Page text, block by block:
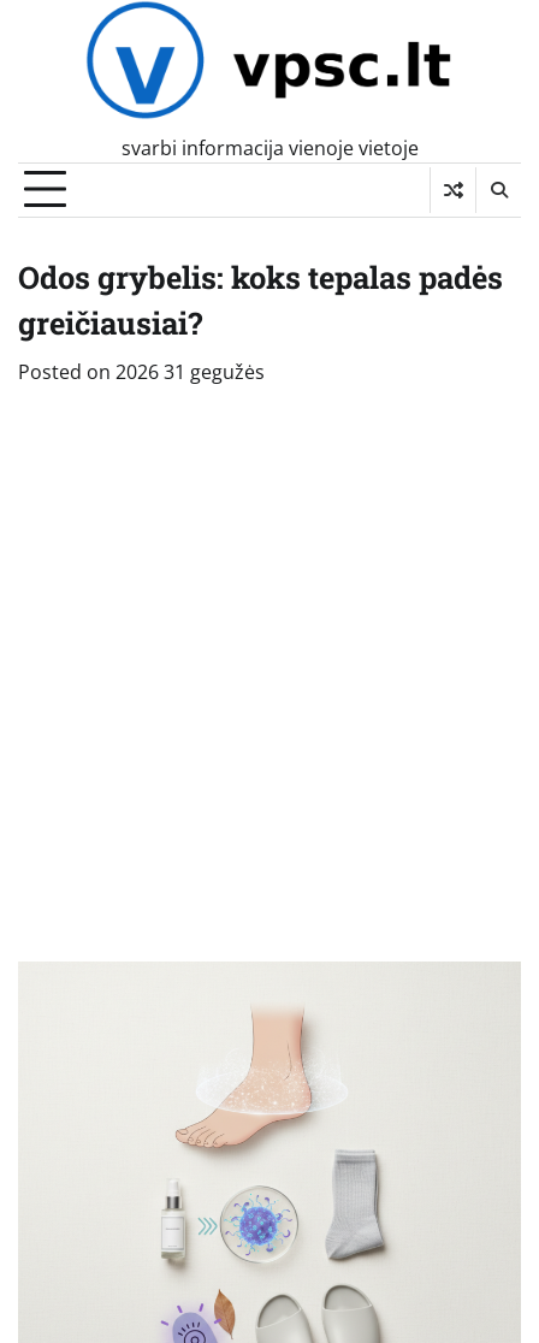
svarbi informacija vienoje vietoje
Odos grybelis: koks tepalas padės
greičiausiai?
Posted on 2026 31 gegužės